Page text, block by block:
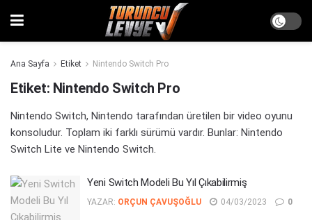
Ana Sayfa Etiket Nintendo Switch Pro
Etiket: Nintendo Switch Pro
Nintendo Switch, Nintendo tarafından üretilen bir video oyunu
konsoludur. Toplam iki farklı sürümü vardır. Bunlar: Nintendo
Switch Lite ve Nintendo Switch.
Yeni Switch Modeli Bu Yıl Çıkabilirmiş
YAZAR: ORÇUN ÇAVUŞOĞLU 04/03/2023 0